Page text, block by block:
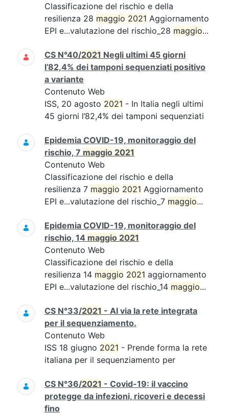
Classificazione del rischio e della
resilienza 28 maggio 2021 Aggiornamento
EPI e...valutazione del rischio_28 maggio...
CS N°40/2021 Negli ultimi 45 giorni
l’82,4% dei tamponi sequenziati positivo
a variante
Contenuto Web
ISS, 20 agosto 2021 - In Italia negli ultimi
45 giorni l’82,4% dei tamponi sequenziati
Epidemia COVID-19, monitoraggio del
rischio, 7 maggio 2021
Contenuto Web
Classificazione del rischio e della
resilienza 7 maggio 2021 Aggiornamento
EPI e...valutazione del rischio_7 maggio...
Epidemia COVID-19, monitoraggio del
rischio, 14 maggio 2021
Contenuto Web
Classificazione del rischio e della
resilienza 14 maggio 2021 aggiornamento
EPI e...valutazione del rischio_14 maggio...
CS N°33/2021 - Al via la rete integrata
per il sequenziamento.
Contenuto Web
ISS 18 giugno 2021 - Prende forma la rete
italiana per il sequenziamento per
CS N°36/2021 - Covid-19: il vaccino
protegge da infezioni, ricoveri e decessi
fino